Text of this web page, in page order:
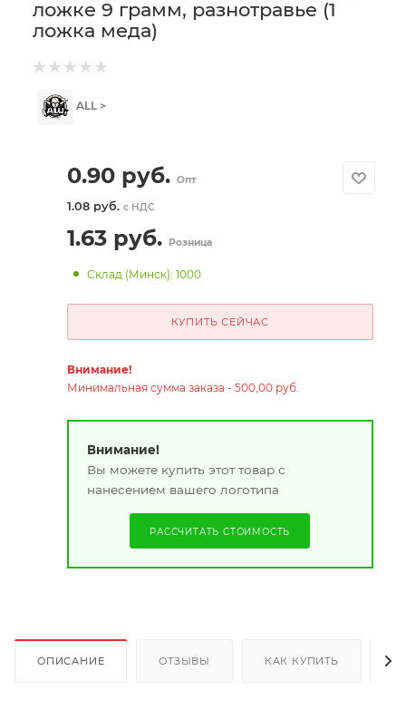
ложке 9 грамм, разнотравье (1
ложка меда)
ALL >
0.90руб. Опт
1.08 руб. с НДС
1.63руб. Розница
Склад (Минск): 1000
КУПИТЬ СЕЙЧАС
Внимание!
Минимальная сумма заказа - 500,00 руб.
Внимание!
Вы можете купить этот товар с
нанесением вашего логотипа
РАССЧИТАТЬ СТОИМОСТЬ
ОПИСАНИЕ ОТЗЫВЫ КАК КУПИТЬ